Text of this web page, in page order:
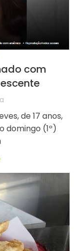
com
de 17 anos,
domingo (1º)